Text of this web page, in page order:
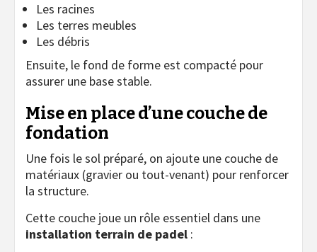
Les racines
Les terres meubles
Les débris
Ensuite, le fond de forme est compacté pour
assurer une base stable.
Mise en place d’une couche de
fondation
Une fois le sol préparé, on ajoute une couche de
matériaux (gravier ou tout-venant) pour renforcer
la structure.
Cette couche joue un rôle essentiel dans une
installation terrain de padel :